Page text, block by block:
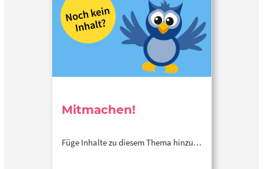
Mitmachen!
Füge Inhalte zu diesem Thema hinzu…